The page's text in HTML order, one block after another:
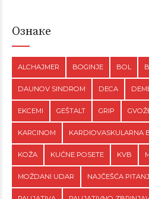
Ознаке
ALCHAJMER BOGINJE BOL
DAUNOV SINDROM DECA
EKCEMI GEŠTALT GRIP
KARCINOM KARDIOVASKULARNA
KOŽA KUĆNE POSETE KVB
MOŽDANI UDAR NAJČEŠĆA